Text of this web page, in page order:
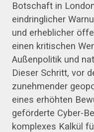
Botschaft in
eindringlicher
und erheblicher
einen kritischen
Außenpolitik und
Dieser Schritt, vor
zunehmender
eines erhöhten
geförderte Cyber-
komplexes Kalkül